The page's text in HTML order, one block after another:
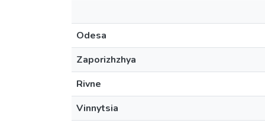
Odesa
Zaporizhzhya
Rivne
Vinnytsia